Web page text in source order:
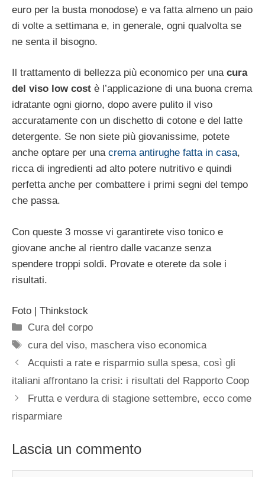
euro per la busta monodose) e va fatta almeno un paio
di volte a settimana e, in generale, ogni qualvolta se
ne senta il bisogno.
Il trattamento di bellezza più economico per unacura
del viso low cost è l’applicazione di una buona crema
idratante ogni giorno, dopo avere pulito il viso
accuratamente con un dischetto di cotone e del latte
detergente. Se non siete più giovanissime, potete
anche optare per unacrema antirughe fatta in casa,
ricca di ingredienti ad alto potere nutritivo e quindi
perfetta anche per combattere i primi segni del tempo
che passa.
Con queste 3 mosse vi garantirete viso tonico e
giovane anche al rientro dalle vacanze senza
spendere troppi soldi. Provate e oterete da sole i
risultati.
Foto | Thinkstock
Categorie
Cura del corpo
Tag
cura del viso, maschera viso economica
Acquisti a rate e risparmio sulla spesa, così gli
italiani affrontano la crisi: i risultati del Rapporto Coop
Frutta e verdura di stagione settembre, ecco come
risparmiare
Lascia un commento